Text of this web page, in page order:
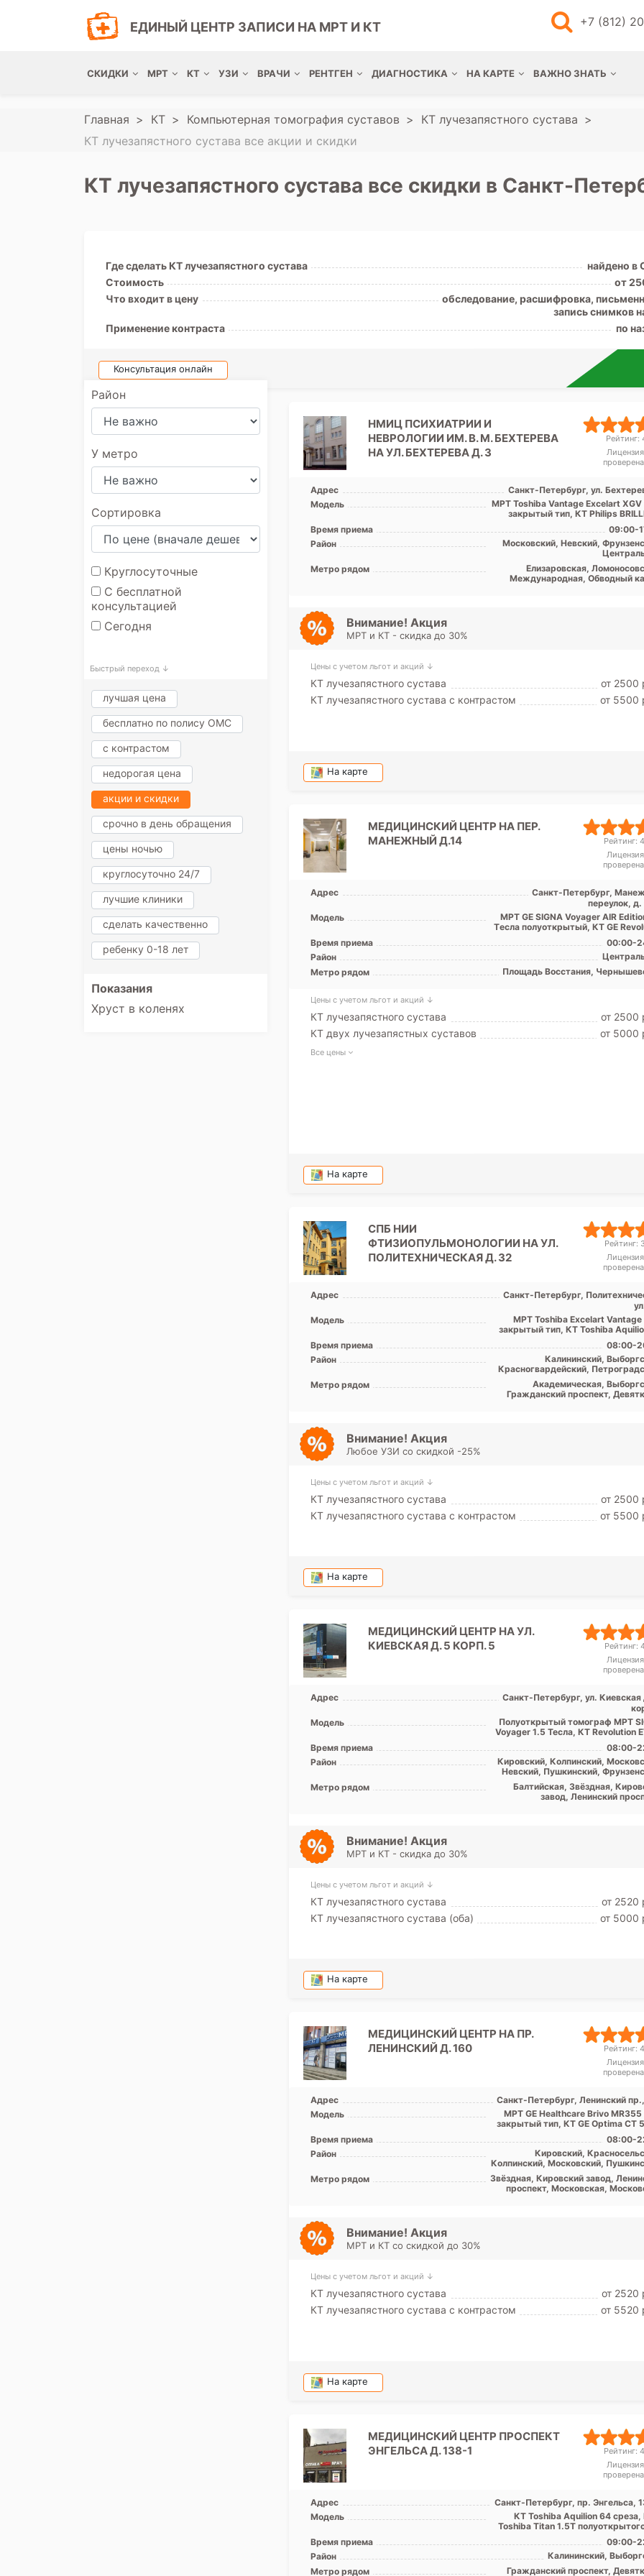
ЕДИНЫЙ ЦЕНТР ЗАПИСИ НА МРТ И КТ +7 (812)
СКИДКИ МРТ КТ УЗИ ВРАЧИ РЕНТГЕН ДИАГНОСТИКА НА КАРТЕ ВАЖНО ЗНАТЬ
Главная КТ Компьютерная томография суставов
КТ лучезапястного сустава
КТ лучезапястного сустава все акции и скидки
КТ лучезапястного сустава все скидки в Санкт-
Где сделать КТ лучезапястного сустава найдено в
Стоимость
от
Что входит в цену
обследование, расшифровка,
запись снимков
Применение контраста
по
Консультация онлайн
Район
У метро
Сортировка
Круглосуточные
С бесплатной
консультацией
Сегодня
Быстрый переход ↓
лучшая цена
бесплатно по полису ОМС
с контрастом
недорогая цена
акции и скидки
срочно в день обращения
цены ночью
круглосуточно 24/7
лучшие клиники
сделать качественно
ребенку 0-18 лет
Показания
Хруст в коленях
НМИЦ ПСИХИАТРИИ И
НЕВРОЛОГИИ ИМ. В. М. БЕХТЕРЕВА
НА УЛ. БЕХТЕРЕВА Д. 3
Рейтинг:
Лицензия
проверена
Адрес
Санкт-Петербург, ул.
Модель
МРТ Toshiba Vantage Excelart XGV
закрытый тип, КТ Philips
Время приема
09:00-
Район
Московский, Невский,
Метро рядом
Елизаровская,
Международная, Обводный
Внимание! Акция
МРТ и КТ - скидка до 30%
Цены с учетом льгот и акций ↓
КТ лучезапястного сустава
от 2500
КТ лучезапястного сустава с контрастом
от 5500
На карте
МЕДИЦИНСКИЙ ЦЕНТР НА ПЕР.
МАНЕЖНЫЙ Д.14
Рейтинг:
Лицензия
проверена
Адрес
Санкт-Петербург,
переулок,
Модель
МРТ GE SIGNA Voyager AIR
Tесла полуоткрытый, КТ GE
Время приема
00:00-
Район
Метро рядом
Площадь Восстания,
Цены с учетом льгот и акций ↓
КТ лучезапястного сустава
от 2500
КТ двух лучезапястных суставов
от 5000
Все цены
На карте
СПБ НИИ
ФТИЗИОПУЛЬМОНОЛОГИИ НА УЛ.
ПОЛИТЕХНИЧЕСКАЯ Д. 32
Рейтинг:
Лицензия
проверена
Адрес
Санкт-Петербург,
Модель
МРТ Toshiba Excelart Vantage
закрытый тип, КТ Toshiba
Время приема
08:00-
Район
Калининский,
Красногвардейский,
Метро рядом
Академическая,
Гражданский проспект,
Внимание! Акция
Любое УЗИ со скидкой -25%
Цены с учетом льгот и акций ↓
КТ лучезапястного сустава
от 2500
КТ лучезапястного сустава с контрастом
от 5500
На карте
МЕДИЦИНСКИЙ ЦЕНТР НА УЛ.
КИЕВСКАЯ Д. 5 КОРП. 5
Рейтинг:
Лицензия
проверена
Адрес
Санкт-Петербург, ул. Киевская
Модель
Полуоткрытый томограф МРТ
Voyager 1.5 Тесла, КТ Revolution
Время приема
08:00-
Район
Кировский, Колпинский,
Невский, Пушкинский,
Центральный, Лен.
Метро рядом
Балтийская, Звёздная,
завод, Ленинский
Внимание! Акция
МРТ и КТ - скидка до 30%
Цены с учетом льгот и акций ↓
КТ лучезапястного сустава
от 2520
КТ лучезапястного сустава (оба)
от 5000
На карте
МЕДИЦИНСКИЙ ЦЕНТР НА ПР.
ЛЕНИНСКИЙ Д. 160
Рейтинг:
Лицензия
проверена
Адрес
Санкт-Петербург, Ленинский
Модель
МРТ GE Healthcare Brivo MR355
закрытый тип, КТ GЕ Optima CT
Время приема
08:00-
Район
Кировский,
Колпинский, Московский,
Лен.
Метро рядом
Звёздная, Кировский завод,
проспект, Московская,
Внимание! Акция
МРТ и КТ со скидкой до 30%
Цены с учетом льгот и акций ↓
КТ лучезапястного сустава
от 2520
КТ лучезапястного сустава с контрастом
от 5520
На карте
МЕДИЦИНСКИЙ ЦЕНТР ПРОСПЕКТ
ЭНГЕЛЬСА Д. 138-1
Рейтинг:
Лицензия
проверена
Адрес
Санкт-Петербург, пр. Энгельса,
Модель
КТ Toshiba Аquilion 64
Toshiba Titan 1.5T полуоткрытого
Время приема
09:00-
Район
Калининский,
Метро рядом
Гражданский проспект,